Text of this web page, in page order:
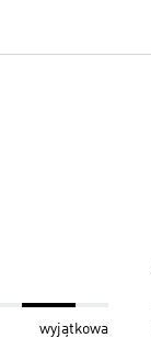
wyjątkowa